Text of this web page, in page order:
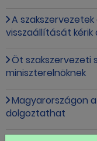
A
visszaállítását kérik
Öt szakszervezeti
miniszterelnöknek
Magyarországon
dolgoztathat